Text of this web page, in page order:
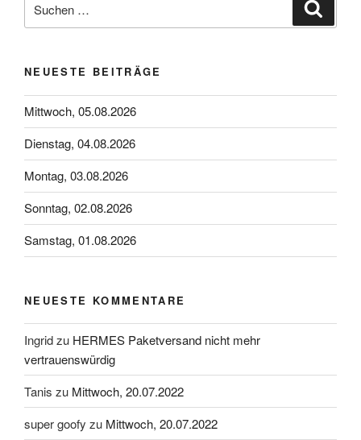
nach:
NEUESTE BEITRÄGE
Mittwoch, 05.08.2026
Dienstag, 04.08.2026
Montag, 03.08.2026
Sonntag, 02.08.2026
Samstag, 01.08.2026
NEUESTE KOMMENTARE
Ingridzu HERMES Paketversand nicht mehr
vertrauenswürdig
Tanis zu Mittwoch, 20.07.2022
super goofy zu Mittwoch, 20.07.2022